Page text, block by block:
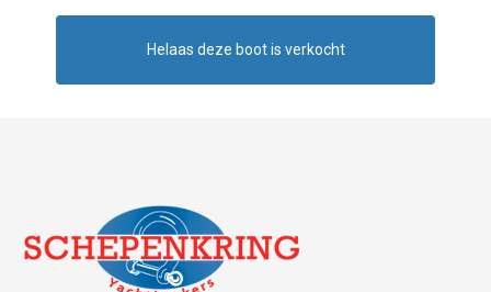
Helaas deze boot is verkocht